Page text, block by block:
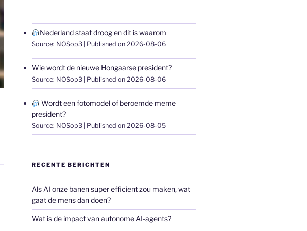
Nederland staat droog en dit is waarom
Source: NOSop3 Published on 2026-08-06
Wie wordt de nieuwe Hongaarse president?
Source: NOSop3 Published on 2026-08-06
Wordt een fotomodel of beroemde meme
president?
Source: NOSop3 Published on 2026-08-05
RECENTE BERICHTEN
Als AI onze banen super efficient zou maken, wat
gaat de mens dan doen?
Wat is de impact van autonome AI-agents?